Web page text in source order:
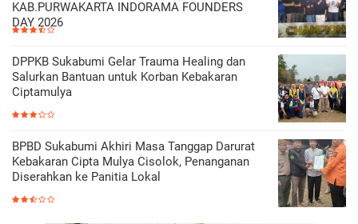
KAB.PURWAKARTA INDORAMA FOUNDERS
DAY 2026
DPPKB Sukabumi Gelar Trauma Healing dan
Salurkan Bantuan untuk Korban Kebakaran
Ciptamulya
BPBD Sukabumi Akhiri Masa Tanggap Darurat
Kebakaran Cipta Mulya Cisolok, Penanganan
Diserahkan ke Panitia Lokal